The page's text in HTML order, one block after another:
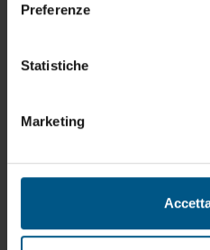
Preferenze
Statistiche
Marketing
Carrello adatto al
vario. Completo di ruote
DIMENSIONI SECONDO LE